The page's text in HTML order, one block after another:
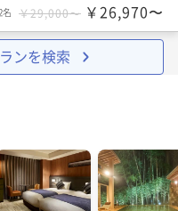
名 ￥29,000〜 ￥26,970〜
ンを検索